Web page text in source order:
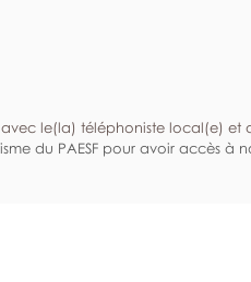
le(la) téléphoniste local(e) et
du PAESF pour avoir accès à